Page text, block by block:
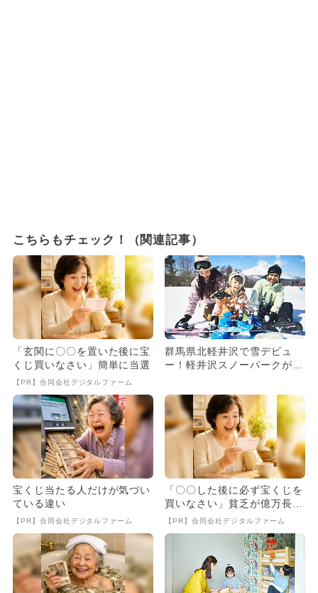
こちらもチェック！（関連記事）
「玄関に〇〇を置いた後に宝
くじ買いなさい」簡単に当選
【PR】合同会社デジタルファーム
群馬県北軽井沢で雪デビュ
ー！軽井沢スノーパークが20
宝くじ当たる人だけが気づい
ている違い
【PR】合同会社デジタルファーム
「〇〇した後に必ず宝くじを
買いなさい」貧乏が億万長者
に
【PR】合同会社デジタルファーム